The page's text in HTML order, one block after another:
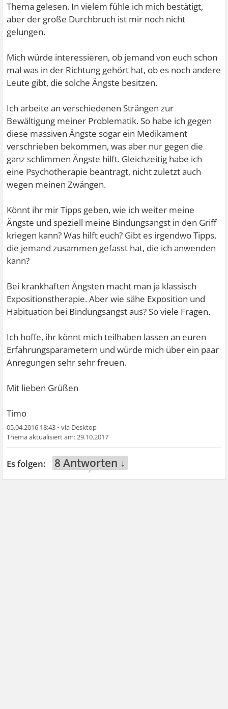
Thema gelesen. In vielem fühle ich mich bestätigt,
aber der große Durchbruch ist mir noch nicht
gelungen.
Mich würde interessieren, ob jemand von euch schon
mal was in der Richtung gehört hat, ob es noch andere
Leute gibt, die solche Ängste besitzen.
Ich arbeite an verschiedenen Strängen zur
Bewältigung meiner Problematik. So habe ich gegen
diese massiven Ängste sogar ein Medikament
verschrieben bekommen, was aber nur gegen die
ganz schlimmen Ängste hilft. Gleichzeitig habe ich
eine Psychotherapie beantragt, nicht zuletzt auch
wegen meinen Zwängen.
Könnt ihr mir Tipps geben, wie ich weiter meine
Ängste und speziell meine Bindungsangst in den Griff
kriegen kann? Was hilft euch? Gibt es irgendwo Tipps,
die jemand zusammen gefasst hat, die ich anwenden
kann?
Bei krankhaften Ängsten macht man ja klassisch
Expositionstherapie. Aber wie sähe Exposition und
Habituation bei Bindungsangst aus? So viele Fragen.
Ich hoffe, ihr könnt mich teilhaben lassen an euren
Erfahrungsparametern und würde mich über ein paar
Anregungen sehr sehr freuen.
Mit lieben Grüßen
Timo
05.04.2016 18:43 •
29.10.2017
8 Antworten ↓